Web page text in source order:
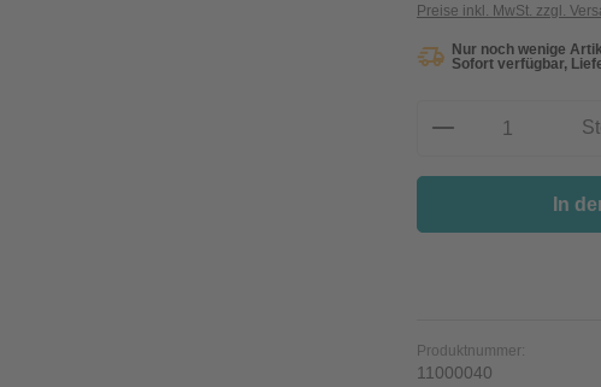
Preise inkl. MwSt. zzgl.
Nur noch wenige
Sofort verfügbar,
Produkt
In
Produktnummer:
11000040